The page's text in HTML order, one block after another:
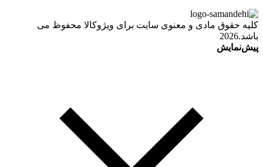
کلیه حقوق مادی و معنوی سایت برای ویژوکالا محفوظ می
باشد.2026
پیش‌نمایش